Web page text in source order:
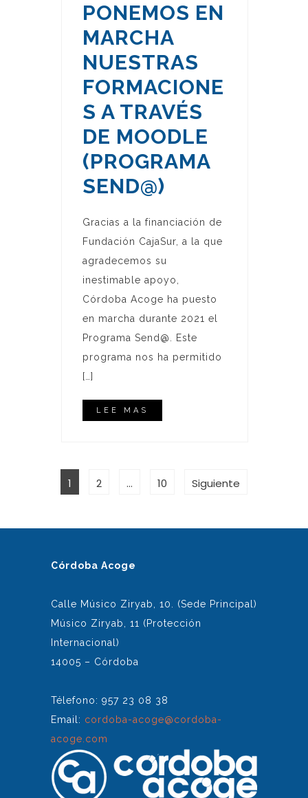
PONEMOS EN
MARCHA
NUESTRAS
FORMACIONE
S A TRAVÉS
DE MOODLE
(PROGRAMA
SEND@)
Gracias a la financiación de
Fundación CajaSur, a la que
agradecemos su
inestimable apoyo,
Córdoba Acoge ha puesto
en marcha durante 2021 el
Programa Send@. Este
programa nos ha permitido
[…]
LEE MAS
PAGINACIÓN
DE
Página
1 Página
2 … Página
10 Siguiente
Córdoba Acoge
Calle Músico Ziryab, 10. (Sede Principal)
Músico Ziryab, 11 (Protección
Internacional)
14005 – Córdoba
Télefono: 957 23 08 38
Email: cordoba-acoge@cordoba-
acoge.com